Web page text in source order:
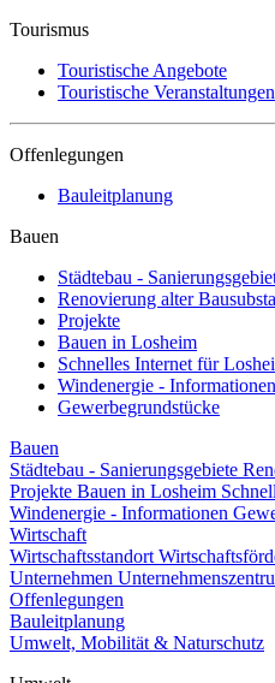
Tourismus
Touristische Angebote
Touristische Veranstaltungen
Offenlegungen
Bauleitplanung
Bauen
Städtebau -
Renovierung alter
Projekte
Bauen in Losheim
Schnelles Internet für
Windenergie - Informationen
Gewerbegrundstücke
Bauen
Städtebau - Sanierungsgebiete
Projekte Bauen in Losheim
Windenergie - Informationen
Wirtschaft
Wirtschaftsstandort
Unternehmen
Offenlegungen
Bauleitplanung
Umwelt, Mobilität & Naturschutz